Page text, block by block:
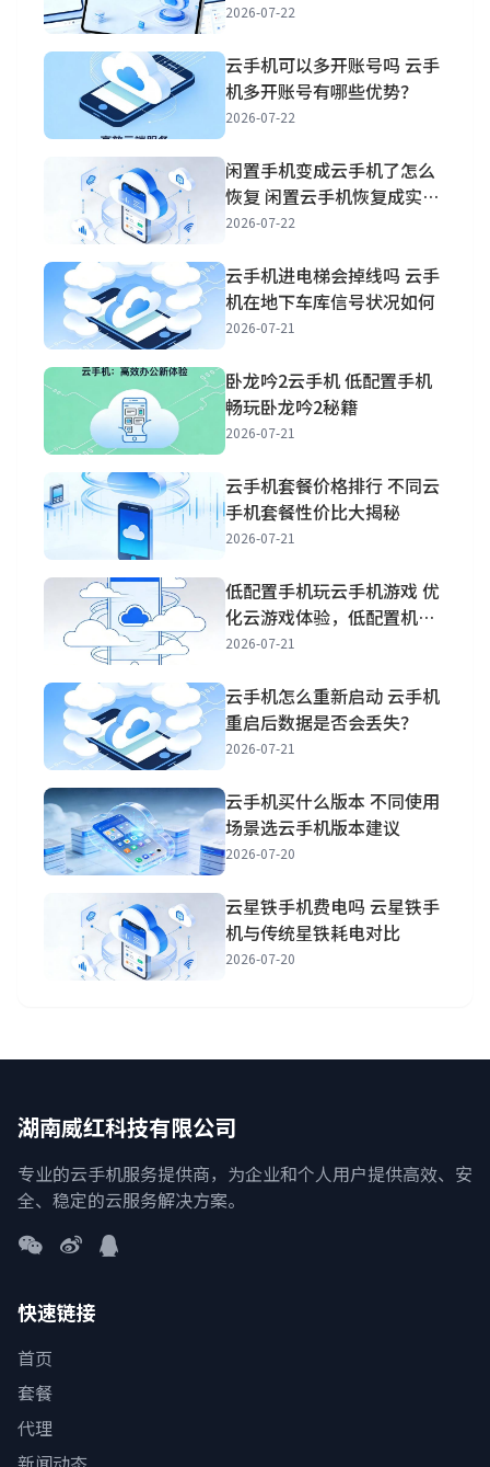
2026-07-22
云手机可以多开账号吗 云手
机多开账号有哪些优势？
2026-07-22
闲置手机变成云手机了怎么
恢复 闲置云手机恢复成实体
手机方法
2026-07-22
云手机进电梯会掉线吗 云手
机在地下车库信号状况如何
2026-07-21
卧龙吟2云手机 低配置手机
畅玩卧龙吟2秘籍
2026-07-21
云手机套餐价格排行 不同云
手机套餐性价比大揭秘
2026-07-21
低配置手机玩云手机游戏 优
化云游戏体验，低配置机也
能畅玩
2026-07-21
云手机怎么重新启动 云手机
重启后数据是否会丢失？
2026-07-21
云手机买什么版本 不同使用
场景选云手机版本建议
2026-07-20
云星铁手机费电吗 云星铁手
机与传统星铁耗电对比
2026-07-20
湖南威红科技有限公司
专业的云手机服务提供商，为企业和个人用户提供高效、安
全、稳定的云服务解决方案。
快速链接
首页
套餐
代理